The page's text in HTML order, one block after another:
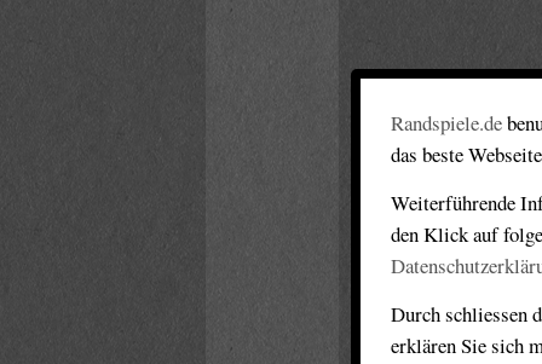
Randspiele.de
das beste
Weiterführende
den Klick auf
Durch schliessen
erklären Sie sich